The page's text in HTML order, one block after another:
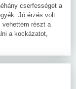
cserfességet a
Jó érzés volt
vehettem részt a
a kockázatot,